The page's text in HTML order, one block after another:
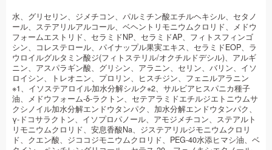
水、グリセリン、ジメチコン、パルミチン酸エチルヘキシル、セタノ
ール、ステアリルアルコール、ベヘントリモニウムクロリド、メドウ
フォームエストリド、セラミドNP、セラミドAP、フィトスフィンゴ
シン、コレステロール、パイナップル果実エキス、セラミドEOP、ラ
ウロイルグルタミン酸ジ(フィトステリル/オクチルドデシル)、アルギ
ニン、アスパラギン酸、グリシン、アラニン、セリン、バリン、イソ
ロイシン、トレオニン、プロリン、ヒスチジン、フェニルアラニン
※1、イソステアロイル加水分解シルク※2、サルビアヒスパニカ種子
油、メドウフォーム-δ-ラクトン、セテアラミドエチルジエトニウムサ
クシノイル加水分解エンドウタンパク、加水分解エンドウタンパク、
γ-ドコサラクトン、イソプロパノール、アモジメチコン、ステアルト
リモニウムクロリド、安息香酸Na、ジステアリルジモニウムクロリ
ド、クエン酸、ジココジモニウムクロリド、PEG-40水添ヒマシ油、ベ